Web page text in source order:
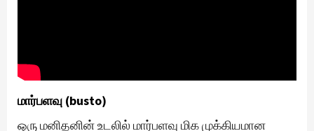
மார்பளவு (busto)
ஒரு மனிதனின் உடலில் மார்பளவு மிக முக்கியமான